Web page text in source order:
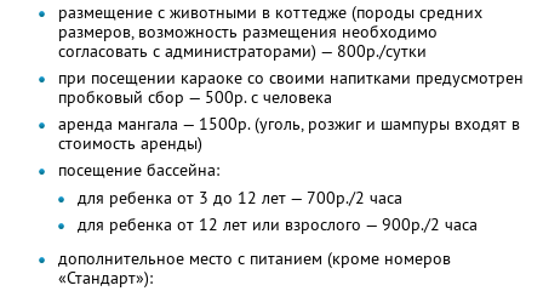
размещение с животными в коттедже (породы средних
размеров, возможность размещения необходимо
согласовать с администраторами) — 800р./сутки
при посещении караоке со своими напитками предусмотрен
пробковый сбор — 500р. с человека
аренда мангала — 1500р. (уголь, розжиг и шампуры входят в
стоимость аренды)
посещение бассейна:
для ребенка от 3 до 12 лет — 700р./2 часа
для ребенка от 12 лет или взрослого — 900р./2 часа
дополнительное место с питанием (кроме номеров
«Стандарт»):